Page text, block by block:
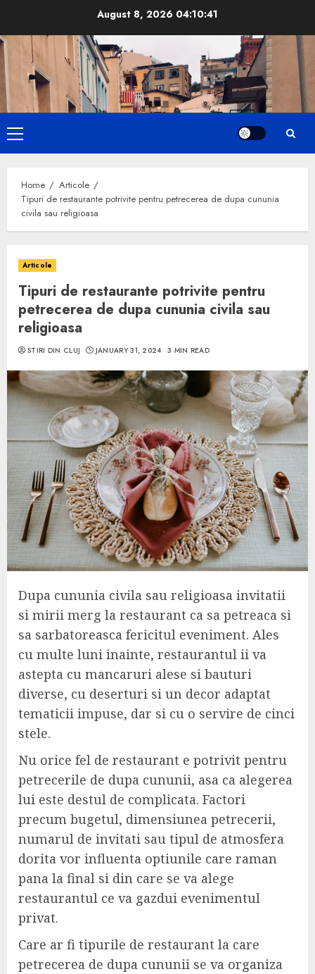
content
August 8, 2026 04:10:42
Primary
Menu
Home
Articole
Tipuri de restaurante potrivite pentru petrecerea de dupa cununia
civila sau religioasa
Articole
Tipuri de restaurante potrivite pentru
petrecerea de dupa cununia civila sau
religioasa
STIRI DIN CLUJ JANUARY 31, 2024 3 MIN READ
Dupa cununia civila sau religioasa invitatii
si mirii merg la restaurant ca sa petreaca si
sa sarbatoreasca fericitul eveniment. Ales
cu multe luni inainte, restaurantul ii va
astepta cu mancaruri alese si bauturi
diverse, cu deserturi si un decor adaptat
tematicii impuse, dar si cu o servire de cinci
stele.
Nu orice fel de restaurant e potrivit pentru
petrecerile de dupa cununii, asa ca alegerea
lui este destul de complicata. Factori
precum bugetul, dimensiunea petrecerii,
numarul de invitati sau tipul de atmosfera
dorita vor influenta optiunile care raman
pana la final si din care se va alege
restaurantul ce va gazdui evenimentul
privat.
Care ar fi tipurile de restaurant la care
petrecerea de dupa cununii se va organiza